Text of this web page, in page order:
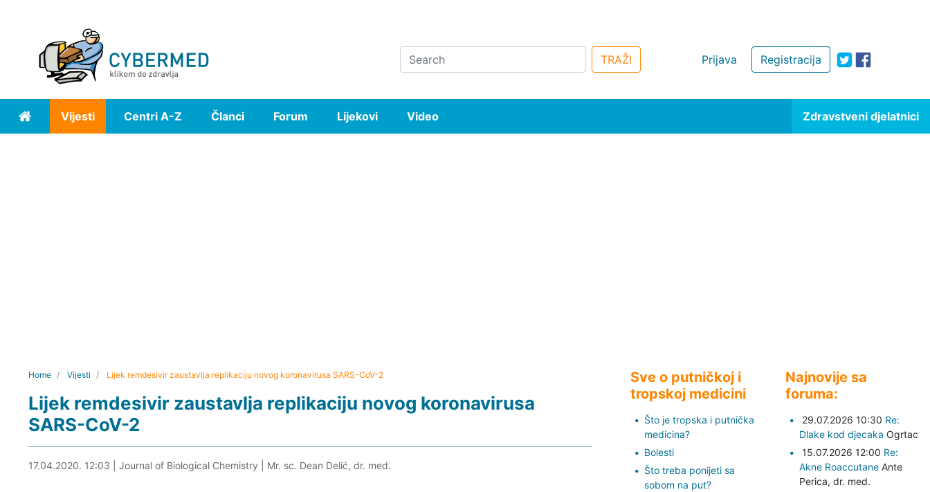
Registracija
Prijava
Search TRAŽI
Home Vijesti Centri A-Z Članci Forum Lijekovi Video Zdravstveni djelatnici
Home Vijesti Lijek remdesivir zaustavlja replikaciju novog koronavirusa SARS-CoV-2
Lijek remdesivir zaustavlja replikaciju novog koronavirusa
SARS-CoV-2
17.04.2020. 12:45
17.04.2020. 12:03 Journal of Biological Chemistry Mr. sc. Dean Delić, dr. med.
Sve o putničkoj i
tropskoj medicini
Što je tropska i putnička
medicina?
Bolesti
Što treba ponijeti sa
sobom na put?
Najnovije sa
foruma:
29.07.2026 10:30 Re:
Dlake kod djecaka Ogrtac
15.07.2026 12:00 Re:
Akne Roaccutane Ante
Perica, dr. med.